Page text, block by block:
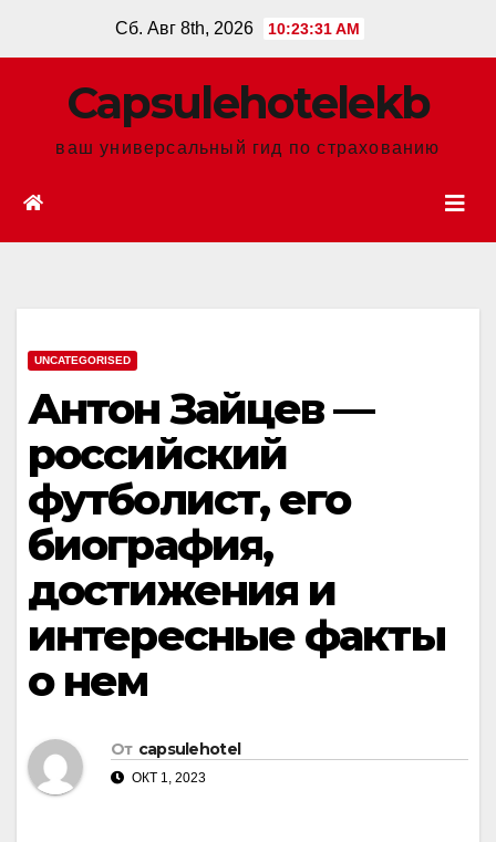
Сб. Авг 8th, 2026 10:23:32 AM
Сapsulehotelekb
ваш универсальный гид по страхованию
UNCATEGORISED
Антон Зайцев —
российский
футболист, его
биография,
достижения и
интересные факты
о нем
От capsulehotel
ОКТ 1, 2023